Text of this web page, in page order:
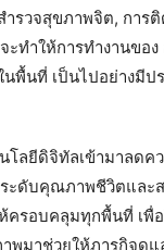
ำรวจสุขภาพจิต, การ
ทำให้การทำงานขอ
พื้นที่ เป็นไปอย่างมีป
โลยีดิจิทัลเข้ามาลดค
ะดับคุณภาพชีวิตและ
ครอบคลุมทุกพื้นที่ เพื่
พมาช่วยให้ภารกิจดู